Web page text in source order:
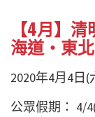
【4月】
海道・東
2020年4月4日(
公眾假期： 4/